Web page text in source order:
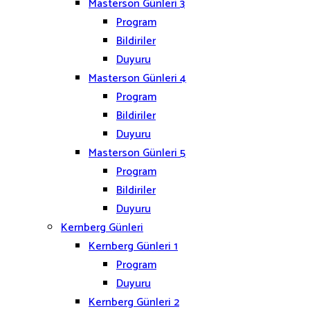
Masterson Günleri 3
Program
Bildiriler
Duyuru
Masterson Günleri 4
Program
Bildiriler
Duyuru
Masterson Günleri 5
Program
Bildiriler
Duyuru
Kernberg Günleri
Kernberg Günleri 1
Program
Duyuru
Kernberg Günleri 2